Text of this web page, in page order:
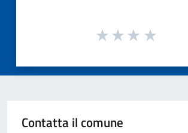
Contatta il comune